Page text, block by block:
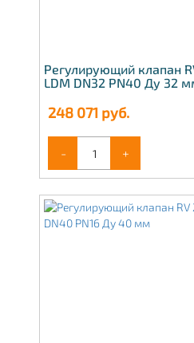
Регулирующий клапан
LDM DN32 PN40 Ду 32
248 071 руб.
- +